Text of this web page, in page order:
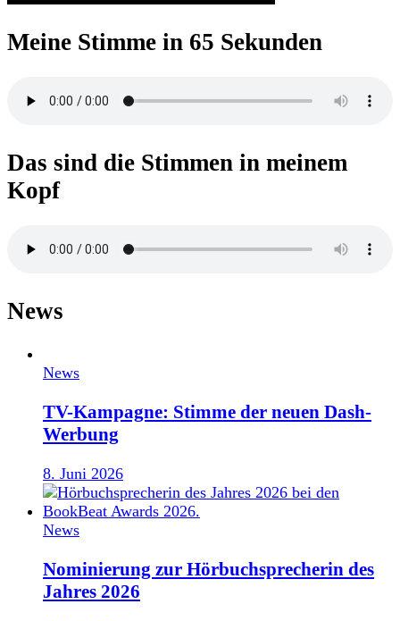
Meine Stimme in 65 Sekunden
Das sind die Stimmen in meinem
Kopf
News
News
TV-Kampagne: Stimme der neuen Dash-
Werbung
8. Juni 2026
News
Nominierung zur Hörbuchsprecherin des
Jahres 2026